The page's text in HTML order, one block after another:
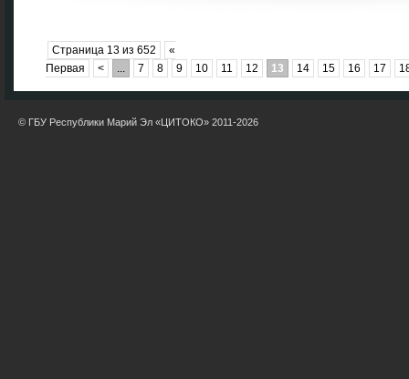
Страница 13 из 652
«
Первая
< ... 7 8 9 10 11 12 13 14 15 16 17
© ГБУ Республики Марий Эл «ЦИТОКО» 2011-2026